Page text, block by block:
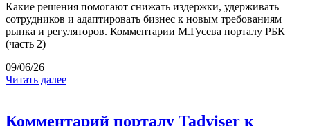
Какие решения помогают снижать издержки, удерживать
сотрудников и адаптировать бизнес к новым требованиям
рынка и регуляторов. Комментарии М.Гусева порталу РБК
(часть 2)
09/06/26
Читать далее
Комментарий порталу Tadviser к